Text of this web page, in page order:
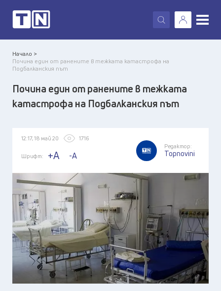
X
Начало >
Почина един от ранените в тежката катастрофа на
Подбалканския път
Почина един от ранените в тежката
катастрофа на Подбалканския път
12:17, 18 май 20 1716
Шрифт: +A -A
Редактор:
Topnovini